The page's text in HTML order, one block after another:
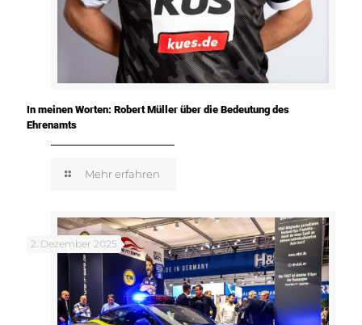
In meinen Worten: Robert Müller über die Bedeutung des
Ehrenamts
Mehr erfahren
2. Dezember 2025